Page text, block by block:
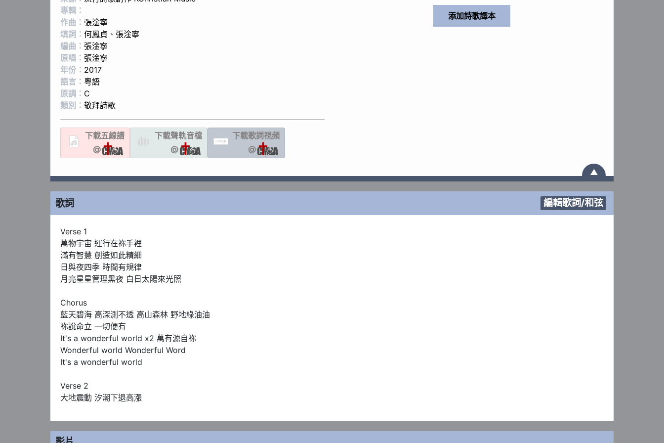
專輯：
作曲： 張淦寧
填詞： 何鳳貞 、 張淦寧
編曲： 張淦寧
原唱： 張淦寧
年份： 2017
語言： 粵語
原調： C
類別： 敬拜詩歌
下載五線譜
@
下載聲軌音檔
@
LYRIC
下載歌詞視頻
@
▲
歌詞 編輯歌詞/和弦
Verse 1
萬物宇宙 運行在祢手裡
滿有智慧 創造如此精細
日與夜四季 時間有規律
月亮星星管理黑夜 白日太陽來光照
Chorus
藍天碧海 高深測不透 高山森林 野地綠油油
祢說命立 一切便有
It's a wonderful world x2 萬有源自祢
Wonderful world Wonderful Word
It's a wonderful world
Verse 2
大地震動 汐潮下退高漲